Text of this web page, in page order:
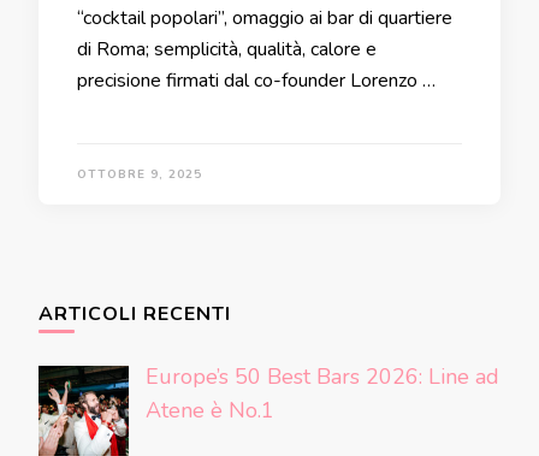
“cocktail popolari”, omaggio ai bar di quartiere
di Roma; semplicità, qualità, calore e
precisione firmati dal co-founder Lorenzo …
OTTOBRE 9, 2025
ARTICOLI RECENTI
Europe’s 50 Best Bars 2026: Line ad
Atene è No.1